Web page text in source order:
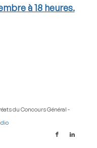
à 18 heures.
du Concours Général -